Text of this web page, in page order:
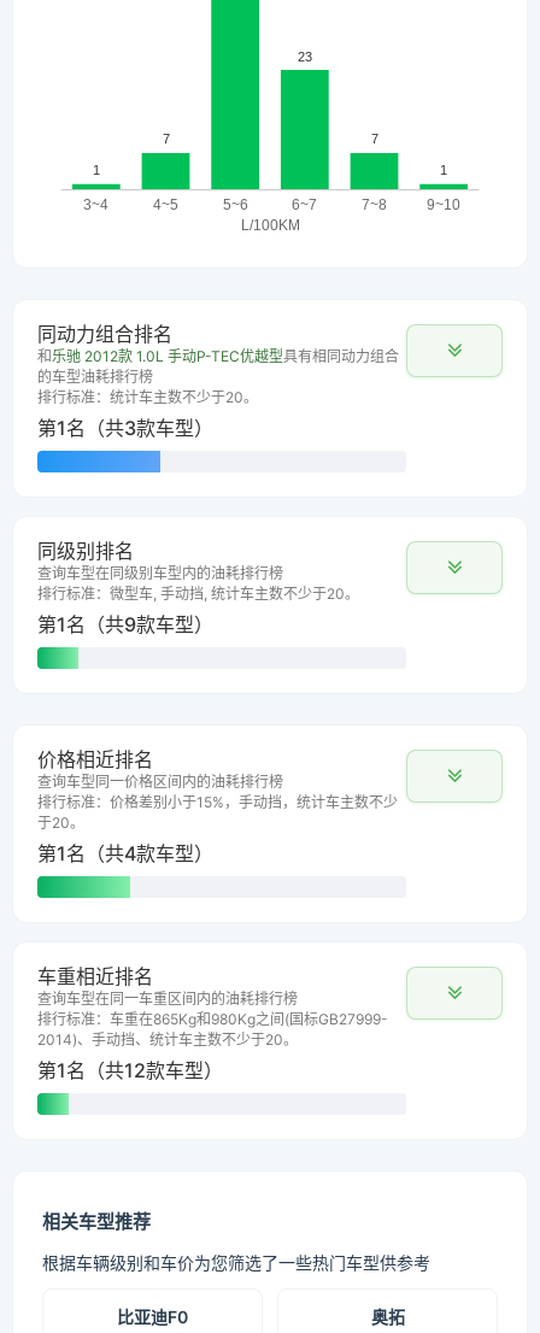
同动力组合排名
和乐驰 2012款 1.0L 手动P-TEC优越型具有相同动力组合
的车型油耗排行榜
排行标准：统计车主数不少于20。
第1名（共3款车型）
同级别排名
查询车型在同级别车型内的油耗排行榜
排行标准：微型车, 手动挡, 统计车主数不少于20。
第1名（共9款车型）
价格相近排名
查询车型同一价格区间内的油耗排行榜
排行标准：价格差别小于15%，手动挡，统计车主数不少
于20。
第1名（共4款车型）
车重相近排名
查询车型在同一车重区间内的油耗排行榜
排行标准：车重在865Kg和980Kg之间(国标GB27999-
2014)、手动挡、统计车主数不少于20。
第1名（共12款车型）
相关车型推荐
根据车辆级别和车价为您筛选了一些热门车型供参考
比亚迪F0 奥拓